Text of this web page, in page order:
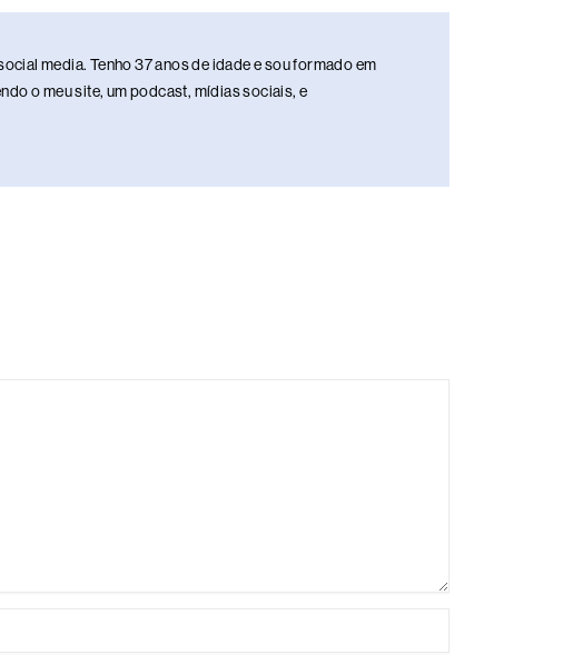
media. Tenho 37 anos de idade e sou formado em
o meu site, um podcast, mídias sociais, e